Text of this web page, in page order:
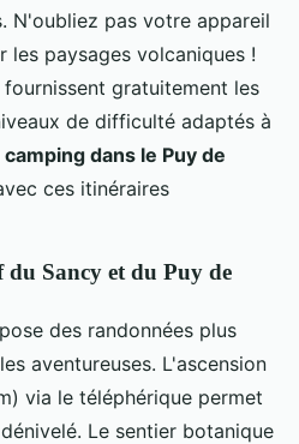
N'oubliez pas votre appareil
paysages volcaniques !
gratuitement les
de difficulté adaptés à
dans le Puy de
ces itinéraires
Sancy et du Puy de
des randonnées plus
aventureuses. L'ascension
via le téléphérique permet
Le sentier botanique